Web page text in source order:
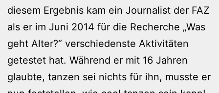
diesem Ergebnis kam ein Journalist der FAZ
als er im Juni 2014 für die Recherche „Was
geht Alter?“ verschiedenste Aktivitäten
getestet hat. Während er mit 16 Jahren
glaubte, tanzen sei nichts für ihn, musste er